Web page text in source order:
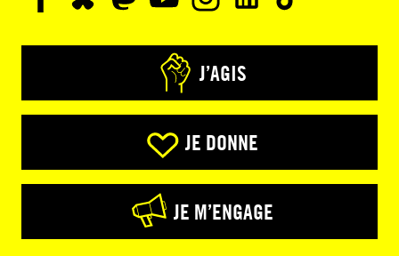
J’AGIS
JE DONNE
JE M’ENGAGE